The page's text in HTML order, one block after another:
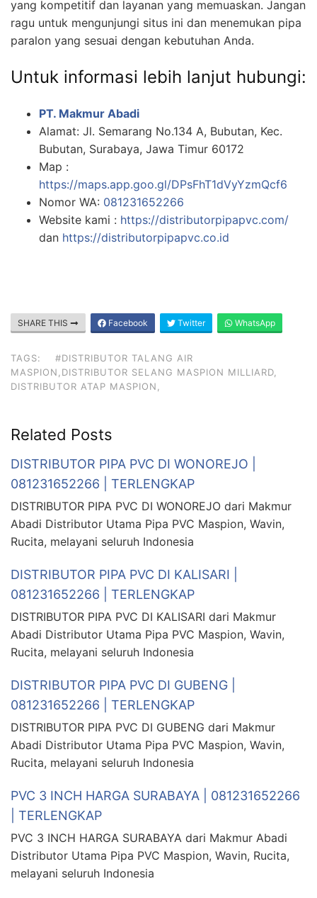
yang kompetitif dan layanan yang memuaskan. Jangan
ragu untuk mengunjungi situs ini dan menemukan pipa
paralon yang sesuai dengan kebutuhan Anda.
Untuk informasi lebih lanjut hubungi:
PT. Makmur Abadi
Alamat: Jl. Semarang No.134 A, Bubutan, Kec.
Bubutan, Surabaya, Jawa Timur 60172
Map :
https://maps.app.goo.gl/DPsFhT1dVyYzmQcf6
Nomor WA: 081231652266
Website kami : https://distributorpipapvc.com/
dan https://distributorpipapvc.co.id
SHARE THIS Facebook Twitter WhatsApp
TAGS:
#DISTRIBUTOR TALANG AIR
MASPION,DISTRIBUTOR SELANG MASPION MILLIARD,
DISTRIBUTOR ATAP MASPION,
Related Posts
DISTRIBUTOR PIPA PVC DI WONOREJO |
081231652266 | TERLENGKAP
DISTRIBUTOR PIPA PVC DI WONOREJO dari Makmur
Abadi Distributor Utama Pipa PVC Maspion, Wavin,
Rucita, melayani seluruh Indonesia
DISTRIBUTOR PIPA PVC DI KALISARI |
081231652266 | TERLENGKAP
DISTRIBUTOR PIPA PVC DI KALISARI dari Makmur
Abadi Distributor Utama Pipa PVC Maspion, Wavin,
Rucita, melayani seluruh Indonesia
DISTRIBUTOR PIPA PVC DI GUBENG |
081231652266 | TERLENGKAP
DISTRIBUTOR PIPA PVC DI GUBENG dari Makmur
Abadi Distributor Utama Pipa PVC Maspion, Wavin,
Rucita, melayani seluruh Indonesia
PVC 3 INCH HARGA SURABAYA | 081231652266
| TERLENGKAP
PVC 3 INCH HARGA SURABAYA dari Makmur Abadi
Distributor Utama Pipa PVC Maspion, Wavin, Rucita,
melayani seluruh Indonesia